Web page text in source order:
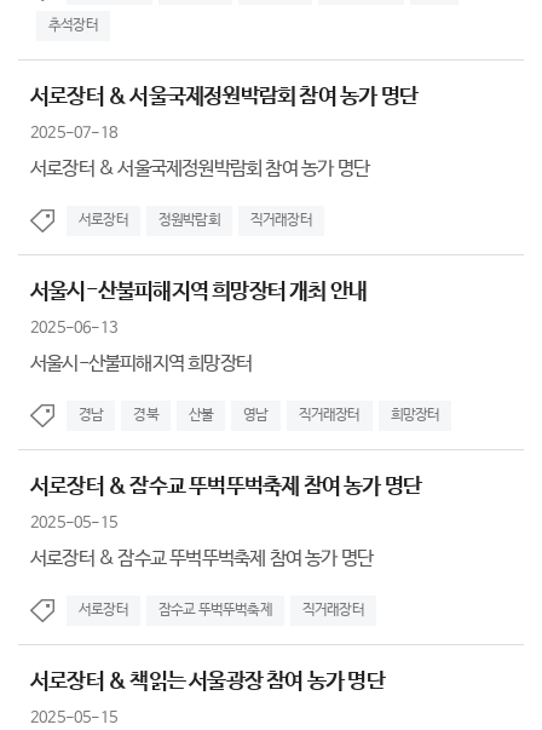
추석장터
서로장터 & 서울국제정원박람회 참여 농가 명단
2025-07-18
서로장터 & 서울국제정원박람회 참여 농가 명단
서로장터 정원박람회 직거래장터
서울시-산불피해지역 희망장터 개최 안내
2025-06-13
서울시-산불피해지역 희망장터
경남 경북 산불 영남 직거래장터 희망장터
서로장터 & 잠수교 뚜벅뚜벅축제 참여 농가 명단
2025-05-15
서로장터 & 잠수교 뚜벅뚜벅축제 참여 농가 명단
서로장터 잠수교 뚜벅뚜벅축제 직거래장터
서로장터 & 책읽는 서울광장 참여 농가 명단
2025-05-15